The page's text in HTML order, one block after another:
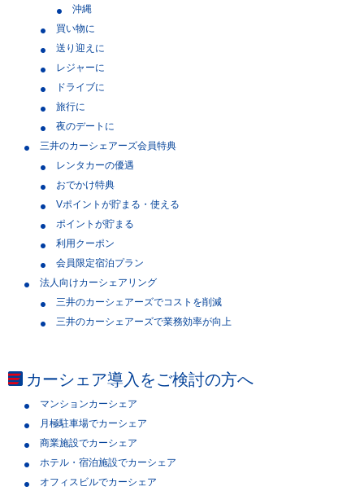
沖縄
買い物に
送り迎えに
レジャーに
ドライブに
旅行に
夜のデートに
三井のカーシェアーズ会員特典
レンタカーの優遇
おでかけ特典
Vポイントが貯まる・使える
ポイントが貯まる
利用クーポン
会員限定宿泊プラン
法人向けカーシェアリング
三井のカーシェアーズでコストを削減
三井のカーシェアーズで業務効率が向上
カーシェア導入をご検討の方へ
マンションカーシェア
月極駐車場でカーシェア
商業施設でカーシェア
ホテル・宿泊施設でカーシェア
オフィスビルでカーシェア